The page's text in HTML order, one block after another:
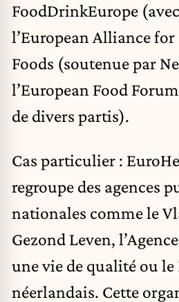
FoodDrinkEurope
l’European Alliance
Foods (soutenue par
l’European Food
de divers partis).
Cas particulier :
regroupe des agences
nationales comme le
Gezond Leven,
une vie de qualité ou le
néerlandais. Cette